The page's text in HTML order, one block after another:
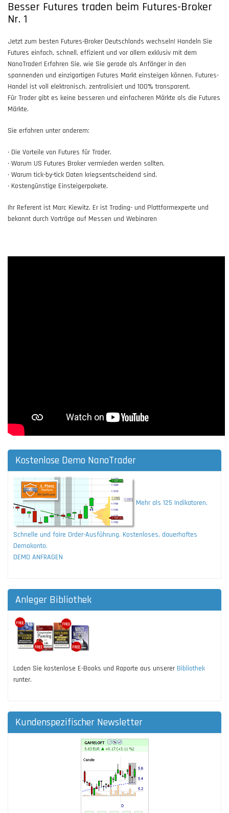
Besser Futures traden beim Futures-Broker
Nr. 1
Jetzt zum besten Futures-Broker Deutschlands wechseln! Handeln Sie
Futures einfach, schnell, effizient und vor allem exklusiv mit dem
NanoTrader! Erfahren Sie, wie Sie gerade als Anfänger in den
spannenden und einzigartigen Futures Markt einsteigen können. Futures-
Handel ist voll elektronisch, zentralisiert und 100% transparent.
Für Trader gibt es keine besseren und einfacheren Märkte als die Futures
Märkte.
Sie erfahren unter anderem:
• Die Vorteile von Futures für Trader.
• Warum US Futures Broker vermieden werden sollten.
• Warum tick-by-tick Daten kriegsentscheidend sind.
• Kostengünstige Einsteigerpakete.
Ihr Referent ist Marc Kiewitz. Er ist Trading- und Plattformexperte und
bekannt durch Vorträge auf Messen und Webinaren
Kostenlose Demo NanoTrader
Mehr als 125 Indikatoren.
Schnelle und faire Order-Ausführung. Kostenloses, dauerhaftes
Demokonto.
DEMO ANFRAGEN
Anleger Bibliothek
Laden Sie kostenlose E-Books und Raporte aus unserer Bibliothek
runter.
Kundenspezifischer Newsletter